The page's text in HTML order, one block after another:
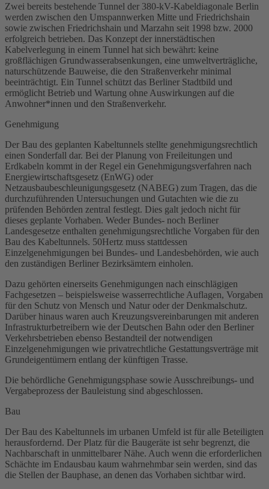
Zwei bereits bestehende Tunnel der 380-kV-Kabeldiagonale Berlin
werden zwischen den Umspannwerken Mitte und Friedrichshain
sowie zwischen Friedrichshain und Marzahn seit 1998 bzw. 2000
erfolgreich betrieben. Das Konzept der innerstädtischen
Kabelverlegung in einem Tunnel hat sich bewährt: keine
großflächigen Grundwasserabsenkungen, eine umweltverträgliche,
naturschützende Bauweise, die den Straßenverkehr minimal
beeinträchtigt. Ein Tunnel schützt das Berliner Stadtbild und
ermöglicht Betrieb und Wartung ohne Auswirkungen auf die
Anwohner*innen und den Straßenverkehr.
Genehmigung
Der Bau des geplanten Kabeltunnels stellte genehmigungsrechtlich
einen Sonderfall dar. Bei der Planung von Freileitungen und
Erdkabeln kommt in der Regel ein Genehmigungsverfahren nach
Energiewirtschaftsgesetz (EnWG) oder
Netzausbaubeschleunigungsgesetz (NABEG) zum Tragen, das die
durchzuführenden Untersuchungen und Gutachten wie die zu
prüfenden Behörden zentral festlegt. Dies galt jedoch nicht für
dieses geplante Vorhaben. Weder Bundes- noch Berliner
Landesgesetze enthalten genehmigungsrechtliche Vorgaben für den
Bau des Kabeltunnels. 50Hertz muss stattdessen
Einzelgenehmigungen bei Bundes- und Landesbehörden, wie auch
den zuständigen Berliner Bezirksämtern einholen.
Dazu gehörten einerseits Genehmigungen nach einschlägigen
Fachgesetzen – beispielsweise wasserrechtliche Auflagen, Vorgaben
für den Schutz von Mensch und Natur oder der Denkmalschutz.
Darüber hinaus waren auch Kreuzungsvereinbarungen mit anderen
Infrastrukturbetreibern wie der Deutschen Bahn oder den Berliner
Verkehrsbetrieben ebenso Bestandteil der notwendigen
Einzelgenehmigungen wie privatrechtliche Gestattungsverträge mit
Grundeigentümern entlang der künftigen Trasse.
Die behördliche Genehmigungsphase sowie Ausschreibungs- und
Vergabeprozess der Bauleistung sind abgeschlossen.
Bau
Der Bau des Kabeltunnels im urbanen Umfeld ist für alle Beteiligten
herausfordernd. Der Platz für die Baugeräte ist sehr begrenzt, die
Nachbarschaft in unmittelbarer Nähe. Auch wenn die erforderlichen
Schächte im Endausbau kaum wahrnehmbar sein werden, sind das
die Stellen der Bauphase, an denen das Vorhaben sichtbar wird.